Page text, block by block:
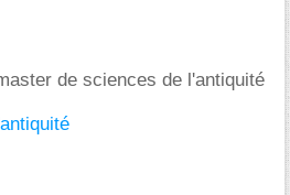
de sciences de l'antiquité